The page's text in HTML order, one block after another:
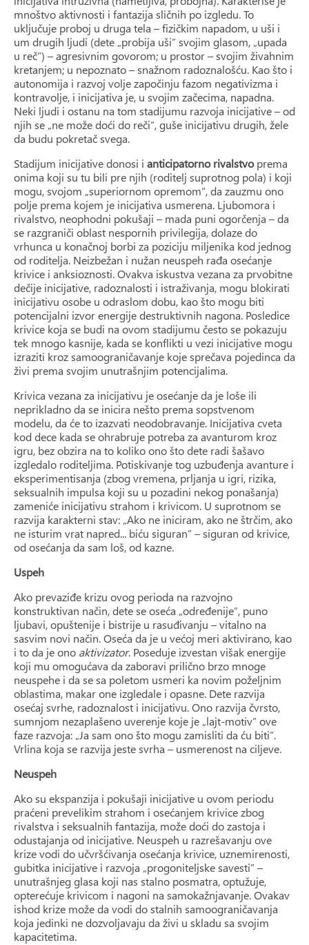
mnoštvo aktivnosti i fantazija sličnih po izgledu. To
uključuje proboj u druga tela – fizičkim napadom, u uši i
um drugih ljudi (dete „probija uši” svojim glasom, „upada
u reč”) – agresivnim govorom; u prostor – svojim živahnim
kretanjem; u nepoznato – snažnom radoznalošću. Kao što i
autonomija i razvoj volje započinju fazom negativizma i
kontravolje, i inicijativa je, u svojim začecima, napadna.
Neki ljudi i ostanu na tom stadijumu razvoja inicijative – od
njih se „ne može doći do reči”, guše inicijativu drugih, žele
da budu pokretač svega.
Stadijum inicijative donosi i anticipatorno rivalstvoprema
onima koji su tu bili pre njih (roditelj suprotnog pola) i koji
mogu, svojom „superiornom opremom”, da zauzmu ono
polje prema kojem je inicijativa usmerena. Ljubomora i
rivalstvo, neophodni pokušaji – mada puni ogorčenja – da
se razgraniči oblast nespornih privilegija, dolaze do
vrhunca u konačnoj borbi za poziciju miljenika kod jednog
od roditelja. Neizbežan i nužan neuspeh rađa osećanje
krivice i anksioznosti. Ovakva iskustva vezana za prvobitne
dečije inicijative, radoznalosti i istraživanja, mogu blokirati
inicijativu osobe u odraslom dobu, kao što mogu biti
potencijalni izvor energije destruktivnih nagona. Posledice
krivice koja se budi na ovom stadijumu često se pokazuju
tek mnogo kasnije, kada se konflikti u vezi inicijative mogu
izraziti kroz samoograničavanje koje sprečava pojedinca da
živi prema svojim unutrašnjim potencijalima.
Krivica vezana za inicijativu je osećanje da je loše ili
neprikladno da se inicira nešto prema sopstvenom
modelu, da će to izazvati neodobravanje. Inicijativa cveta
kod dece kada se ohrabruje potreba za avanturom kroz
igru, bez obzira na to koliko ono što dete radi šašavo
izgledalo roditeljima. Potiskivanje tog uzbuđenja avanture i
eksperimentisanja (zbog vremena, prljanja u igri, rizika,
seksualnih impulsa koji su u pozadini nekog ponašanja)
zameniće inicijativu strahom i krivicom. U suprotnom se
razvija karakterni stav: „Ako ne iniciram, ako ne štrčim, ako
ne isturim vrat napred... biću siguran” – siguran od krivice,
od osećanja da sam loš, od kazne.
Uspeh
Ako prevaziđe krizu ovog perioda na razvojno
konstruktivan način, dete se oseća „određenije”, puno
ljubavi, opuštenije i bistrije u rasuđivanju – vitalno na
sasvim novi način. Oseća da je u većoj meri aktivirano, kao
i to da je ono aktivizator. Poseduje izvestan višak energije
koji mu omogućava da zaboravi prilično brzo mnoge
neuspehe i da se sa poletom usmeri ka novim poželjnim
oblastima, makar one izgledale i opasne. Dete razvija
osećaj svrhe, radoznalost i inicijativu. Ono razvija čvrsto,
sumnjom nezaplašeno uverenje koje je „lajt-motiv” ove
faze razvoja: „Ja sam ono što mogu zamisliti da ću biti”.
Vrlina koja se razvija jeste svrha – usmerenost na ciljeve.
Neuspeh
Ako su ekspanzija i pokušaji inicijative u ovom periodu
praćeni prevelikim strahom i osećanjem krivice zbog
rivalstva i seksualnih fantazija, može doći do zastoja i
odustajanja od inicijative. Neuspeh u razrešavanju ove
krize vodi do učvršćivanja osećanja krivice, uznemirenosti,
gubitka inicijative i razvoja „progoniteljske savesti” –
unutrašnjeg glasa koji nas stalno posmatra, optužuje,
opterećuje krivicom i nagoni na samokažnjavanje. Ovakav
ishod krize može da vodi do stalnih samoograničavanja
koja jedinki ne dozvoljavaju da živi u skladu sa svojim
kapacitetima.